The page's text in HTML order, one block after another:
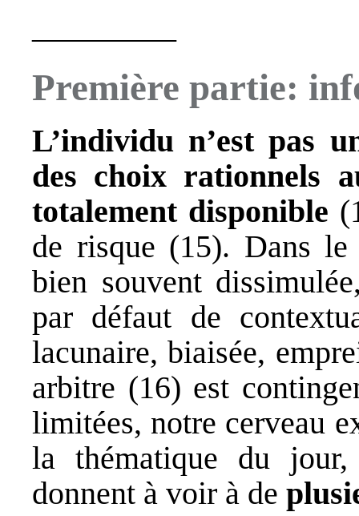
Première partie:
L’individu n’est pas
des choix rationnels
totalement disponible
de risque (15). Dans le
bien souvent
par défaut de
lacunaire, biaisée,
arbitre (16) est
limitées, notre cerveau
la thématique du
donnent à voir à de